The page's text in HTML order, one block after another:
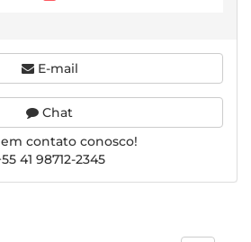
E-mail
Chat
contato conosco!
41 98712-2345